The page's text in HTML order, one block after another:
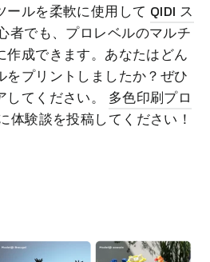
ルを柔軟に使用して QIDI ス
者でも、プロレベルのマルチ
作成できます。あなたはどん
をプリントしましたか？ぜひ
てください。 多色印刷プロ
体験談を投稿してください！